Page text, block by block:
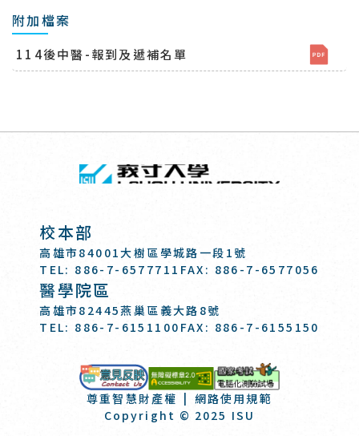
附加檔案
114後中醫-報到及遞補名單
回頂端
校本部
高雄市84001大樹區學城路一段1號
TEL: 886-7-6577711 FAX: 886-7-6577056
醫學院區
高雄市82445燕巢區義大路8號
TEL: 886-7-6151100 FAX: 886-7-6155150
尊重智慧財產權
網路使用規範
Copyright © 2025 ISU
意見反映 國家考試-電